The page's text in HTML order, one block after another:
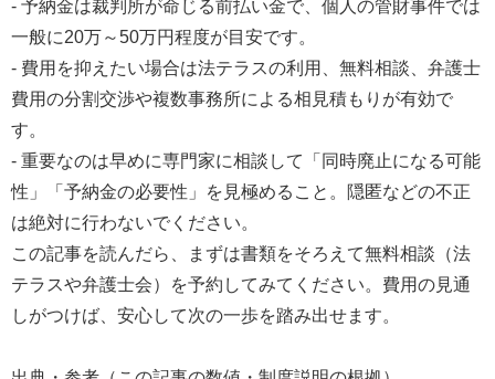
- 予納金は裁判所が命じる前払い金で、個人の管財事件では
一般に20万～50万円程度が目安です。
- 費用を抑えたい場合は法テラスの利用、無料相談、弁護士
費用の分割交渉や複数事務所による相見積もりが有効で
す。
- 重要なのは早めに専門家に相談して「同時廃止になる可能
性」「予納金の必要性」を見極めること。隠匿などの不正
は絶対に行わないでください。
この記事を読んだら、まずは書類をそろえて無料相談（法
テラスや弁護士会）を予約してみてください。費用の見通
しがつけば、安心して次の一歩を踏み出せます。